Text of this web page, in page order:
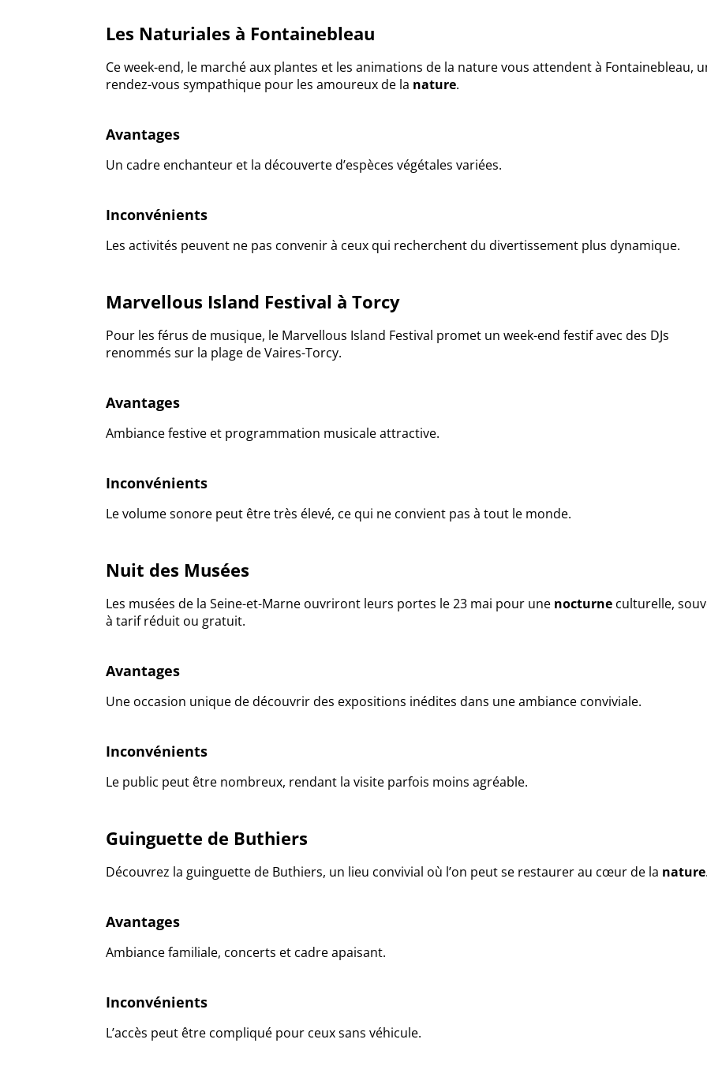
Les Naturiales à Fontainebleau
Ce week-end, le marché aux plantes et les animations de la nature vous attendent à Fontainebleau,
rendez-vous sympathique pour les amoureux de la nature.
Avantages
Un cadre enchanteur et la découverte d’espèces végétales variées.
Inconvénients
Les activités peuvent ne pas convenir à ceux qui recherchent du divertissement plus dynamique.
Marvellous Island Festival à Torcy
Pour les férus de musique, le Marvellous Island Festival promet un week-end festif avec des DJs
renommés sur la plage de Vaires-Torcy.
Avantages
Ambiance festive et programmation musicale attractive.
Inconvénients
Le volume sonore peut être très élevé, ce qui ne convient pas à tout le monde.
Nuit des Musées
Les musées de la Seine-et-Marne ouvriront leurs portes le 23 mai pour une nocturne culturelle,
à tarif réduit ou gratuit.
Avantages
Une occasion unique de découvrir des expositions inédites dans une ambiance conviviale.
Inconvénients
Le public peut être nombreux, rendant la visite parfois moins agréable.
Guinguette de Buthiers
Découvrez la guinguette de Buthiers, un lieu convivial où l’on peut se restaurer au cœur de la nature
Avantages
Ambiance familiale, concerts et cadre apaisant.
Inconvénients
L’accès peut être compliqué pour ceux sans véhicule.